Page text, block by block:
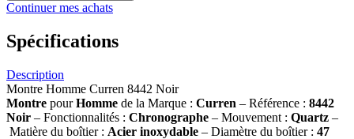
Continuer mes achats
Spécifications
Description
Montre Homme Curren 8442 Noir
Montre pourHomme de la Marque : Curren – Référence : 8442
Noir – Fonctionnalités : Chronographe – Mouvement : Quartz –
Matière du boîtier : Acier inoxydable – Diamètre du boîtier : 47